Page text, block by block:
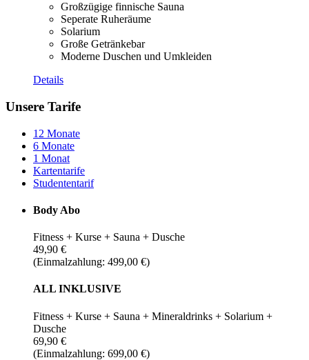
Großzügige finnische Sauna
Seperate Ruheräume
Solarium
Große Getränkebar
Moderne Duschen und Umkleiden
Details
Unsere Tarife
12 Monate
6 Monate
1 Monat
Kartentarife
Studententarif
Body Abo
Fitness + Kurse + Sauna + Dusche
49,90 €
(Einmalzahlung: 499,00 €)
ALL INKLUSIVE
Fitness + Kurse + Sauna + Mineraldrinks + Solarium +
Dusche
69,90 €
(Einmalzahlung: 699,00 €)